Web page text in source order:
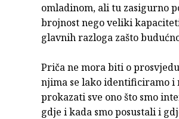
omladinom, ali tu zasigurno
brojnost nego veliki
glavnih razloga zašto
Priča ne mora biti o
njima se lako identificiramo i
prokazati sve ono što smo
gdje i kada smo posustali i